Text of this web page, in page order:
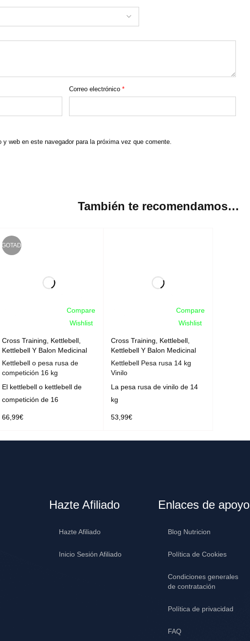
Correo electrónico *
web en este navegador para la próxima vez que comente.
También te recomendamos…
AGOTADO
Compare
Wishlist
Cross Training Kettlebell
Kettlebell Y Balon Medicinal
Kettlebell o pesa rusa de
competición 16 kg
El kettlebell o kettlebell de
competición de 16
66,99€
Compare
Wishlist
Cross Training Kettlebell
Kettlebell Y Balon Medicinal
Kettlebell Pesa rusa 14 kg
Vinilo
La pesa rusa de vinilo de 14
kg
53,99€
Hazte Afiliado
Hazte Afiliado
Inicio Sesión Afiliado
Enlaces de apoyo
Blog Nutricion
Política de Cookies
Condiciones generales
de contratación
Política de privacidad
FAQ